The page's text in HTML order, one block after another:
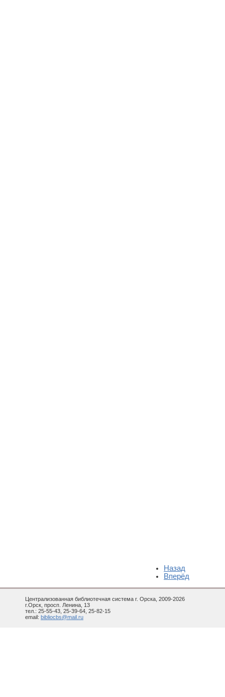
Назад
Вперёд
Централизованная библиотечная система г. Орска, 2009-2026
г.Орск, просп. Ленина, 13
тел.: 25-55-43, 25-39-64, 25-82-15
email: bibliocbs@mail.ru